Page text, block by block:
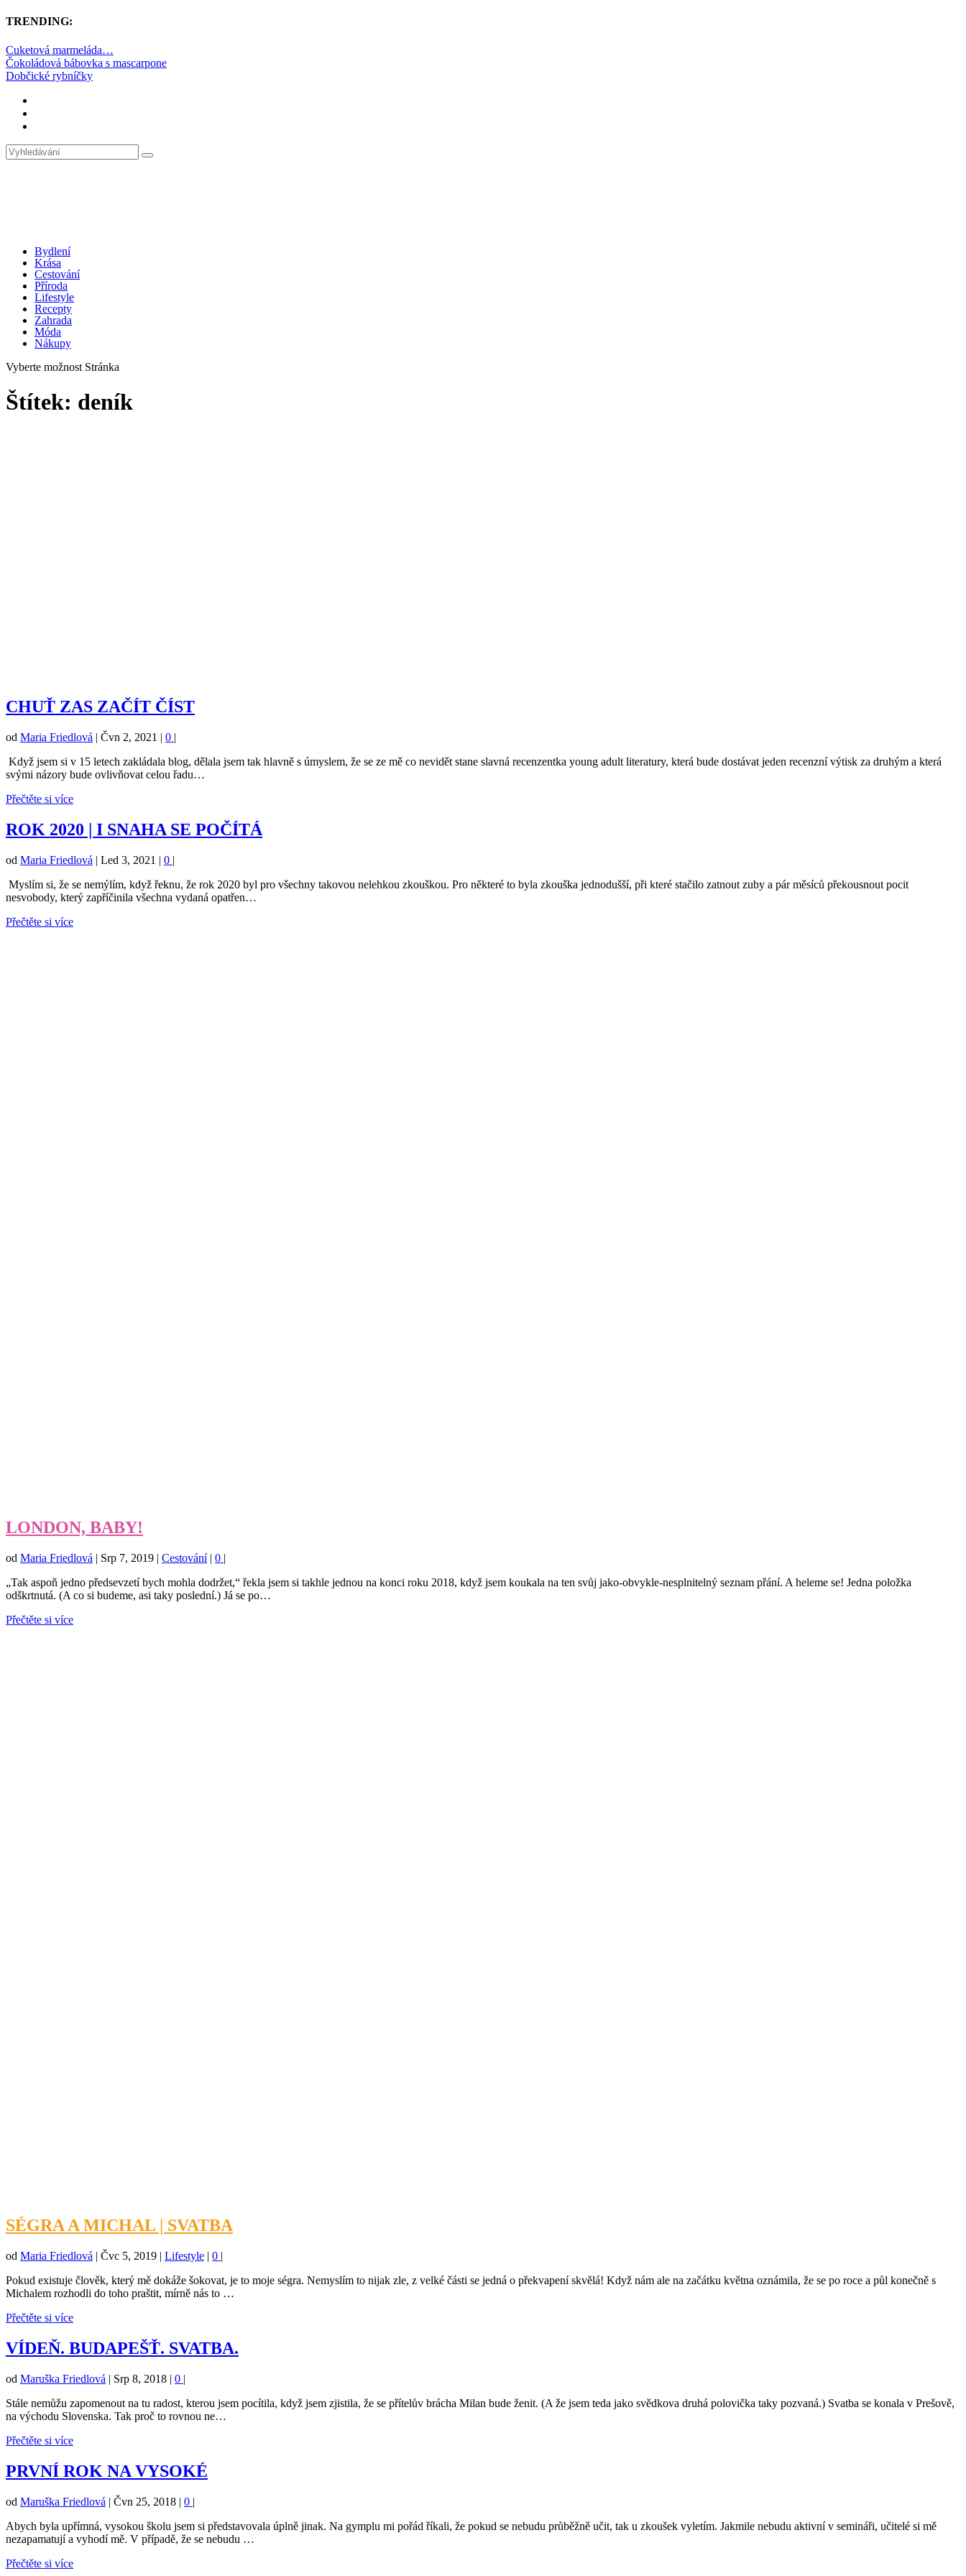
TRENDING:
Cuketová marmeláda…
Čokoládová bábovka s mascarpone
Dobčické rybníčky
Bydlení
Krása
Cestování
Příroda
Lifestyle
Recepty
Zahrada
Móda
Nákupy
Vyberte možnost Stránka
Štítek: deník
CHUŤ ZAS ZAČÍT ČÍST
od Maria Friedlová | Čvn 2, 2021 | 0 |
Když jsem si v 15 letech zakládala blog, dělala jsem tak hlavně s úmyslem, že se ze mě co nevidět stane slavná recenzentka young adult literatury, která bude dostávat jeden recenzní výtisk za druhým a která
svými názory bude ovlivňovat celou řadu…
Přečtěte si více
ROK 2020 | I SNAHA SE POČÍTÁ
od Maria Friedlová | Led 3, 2021 | 0 |
Myslím si, že se nemýlím, když řeknu, že rok 2020 byl pro všechny takovou nelehkou zkouškou. Pro některé to byla zkouška jednodušší, při které stačilo zatnout zuby a pár měsíců překousnout pocit
nesvobody, který zapříčinila všechna vydaná opatřen…
Přečtěte si více
LONDON, BABY!
od Maria Friedlová | Srp 7, 2019 | Cestování| 0 |
„Tak aspoň jedno předsevzetí bych mohla dodržet,“ řekla jsem si takhle jednou na konci roku 2018, když jsem koukala na ten svůj jako-obvykle-nesplnitelný seznam přání. A heleme se! Jedna položka
odškrtnutá. (A co si budeme, asi taky poslední.) Já se po…
Přečtěte si více
SÉGRA A MICHAL | SVATBA
od Maria Friedlová | Čvc 5, 2019 | Lifestyle | 0 |
Pokud existuje člověk, který mě dokáže šokovat, je to moje ségra. Nemyslím to nijak zle, z velké části se jedná o překvapení skvělá! Když nám ale na začátku května oznámila, že se po roce a půl konečně s
Michalem rozhodli do toho praštit, mírně nás to …
Přečtěte si více
VÍDEŇ. BUDAPEŠŤ. SVATBA.
od Maruška Friedlová | Srp 8, 2018 | 0 |
Stále nemůžu zapomenout na tu radost, kterou jsem pocítila, když jsem zjistila, že se přítelův brácha Milan bude ženit. (A že jsem teda jako svědkova druhá polovička taky pozvaná.) Svatba se konala v Prešově,
na východu Slovenska. Tak proč to rovnou ne…
Přečtěte si více
PRVNÍ ROK NA VYSOKÉ
od Maruška Friedlová | Čvn 25, 2018 | 0 |
Abych byla upřímná, vysokou školu jsem si představovala úplně jinak. Na gymplu mi pořád říkali, že pokud se nebudu průběžně učit, tak u zkoušek vyletím. Jakmile nebudu aktivní v semináři, učitelé si mě
nezapamatují a vyhodí mě. V případě, že se nebudu …
Přečtěte si více